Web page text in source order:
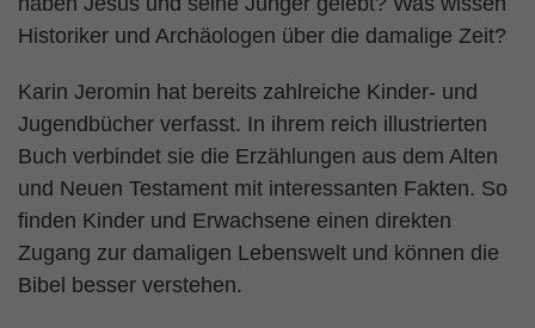
Historiker und Archäologen über die damalige Zeit?
Karin Jeromin hat bereits zahlreiche Kinder- und
Jugendbücher verfasst. In ihrem reich illustrierten
Buch verbindet sie die Erzählungen aus dem Alten
und Neuen Testament mit interessanten Fakten. So
finden Kinder und Erwachsene einen direkten
Zugang zur damaligen Lebenswelt und können die
Bibel besser verstehen.